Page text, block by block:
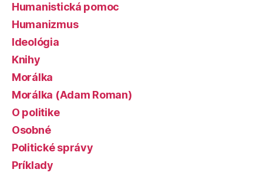
Humanistická pomoc
Humanizmus
Ideológia
Knihy
Morálka
Morálka (Adam Roman)
O politike
Osobné
Politické správy
Príklady